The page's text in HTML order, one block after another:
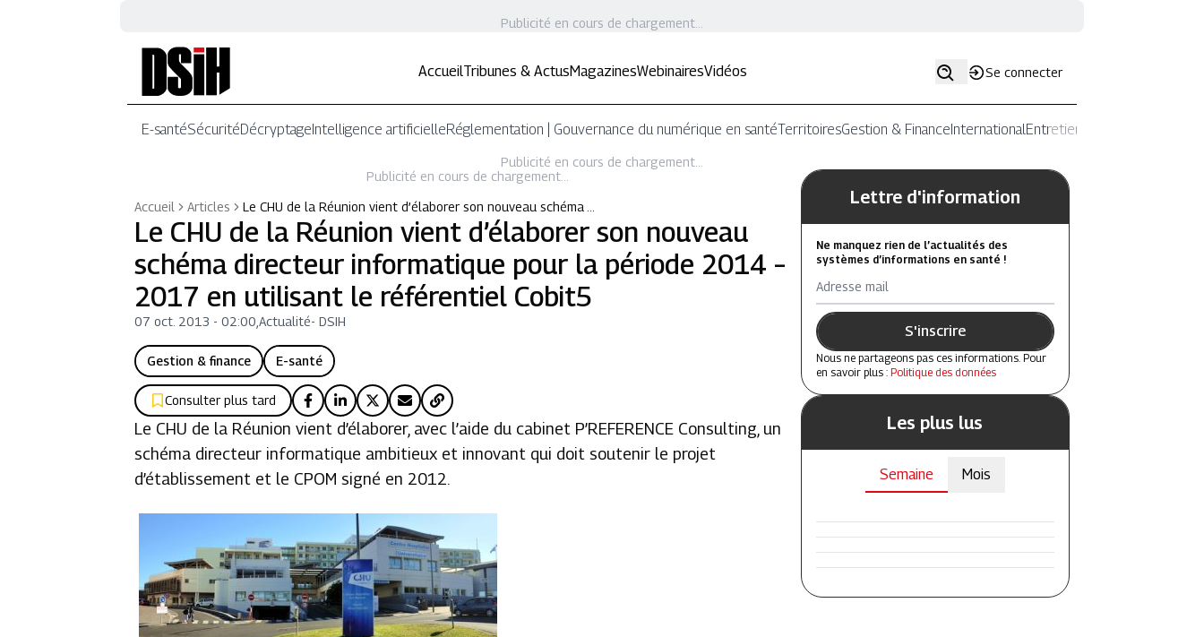
Publicité en cours de chargement...
AccueilTribunes & ActusMagazinesWebinairesVidéos Se connecter
E-santéSécuritéDécryptageIntelligence artificielleRéglementation | Gouvernance du numérique en santéTerritoiresGestion & FinanceInternationalEntretiens
Publicité en cours de chargement...
Publicité en cours de chargement...
Accueil
Articles Le CHU de la Réunion vient d’élaborer son nouveau schéma …
Le CHU de la Réunion vient d’élaborer son nouveau
schéma directeur informatique pour la période 2014 –
2017 en utilisant le référentiel Cobit5
07 oct. 2013 - 02:00 ,Actualité-DSIH
Gestion & finance E-santé
Consulter plus tard
Le CHU de la Réunion vient d’élaborer, avec l’aide du cabinet P’REFERENCE Consulting, un
schéma directeur informatique ambitieux et innovant qui doit soutenir le projet
d’établissement et le CPOM signé en 2012.
Lettre d'information
Ne manquez rien de l’actualités des
systèmes d’informations en santé !
Adresse mail
S'inscrire
Nous ne partageons pas ces informations. Pour
en savoir plus : Politique des données
Les plus lus
Semaine Mois